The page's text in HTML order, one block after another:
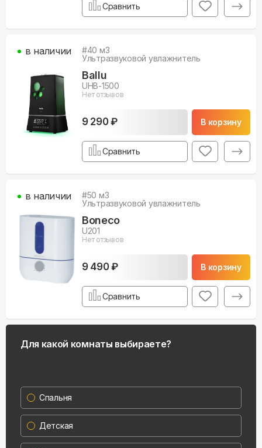
Сравнить
#40 м3
Ультразвуковой увлажнитель
Ballu
UHB-1500
Нет отзывов
9 290 ₽ В корзину
в наличии
Сравнить
#50 м3
Ультразвуковой увлажнитель
Boneco
U201
Нет отзывов
9 490 ₽ В корзину
в наличии
Сравнить
Для какой комнаты выбираете?
Спальня
Детская